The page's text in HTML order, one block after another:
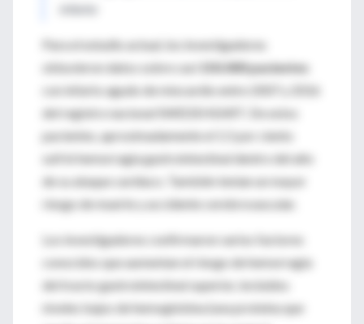
infarto
Para el estudio actual, los investigadores
obtuvieron datos sobre casi
150.000 pacientes
con infarto agudo de miocardio entre 2007 y 2016
del registro nacional SWEDEHEART. De estos
pacientes, aproximadamente el 1.5 por ciento
sufrió hemorragia gastrointestinal dentro del año
de su ataque cardíaco. También tenían un mayor
riesgo de muerte y accidente cerebrovascular.
Los investigadores confirmaron varios factores
conocidos que aumentan el riesgo de hemorragia
del tracto gastrointestinal superior, incluidos
niveles bajos de hemoglobina (una proteína que